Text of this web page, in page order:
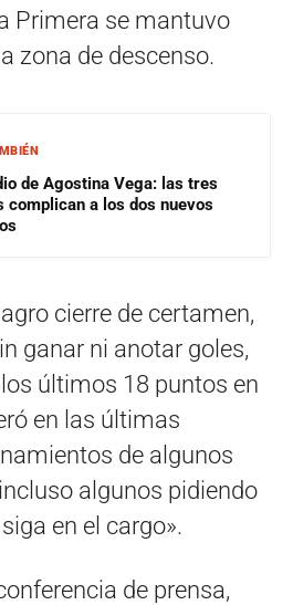
Primera se mantuvo
zona de descenso.
de Agostina Vega: las tres
complican a los dos nuevos
cierre de certamen,
ganar ni anotar goles,
últimos 18 puntos en
en las últimas
de algunos
algunos pidiendo
siga en el cargo».
de prensa,